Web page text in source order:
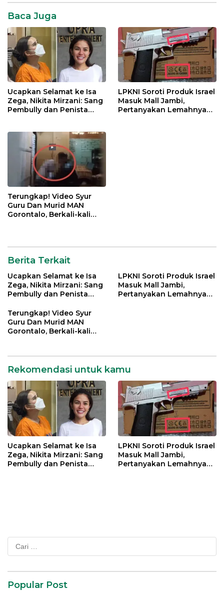
Baca Juga
Ucapkan Selamat ke Isa
Zega, Nikita Mirzani: Sang
Pembully dan Penista
LPKNI Soroti Produk Israel
Masuk Mall Jambi,
Pertanyakan Lemahnya
Terungkap! Video Syur
Guru Dan Murid MAN
Gorontalo, Berkali-kali
Berita Terkait
Ucapkan Selamat ke Isa
Zega, Nikita Mirzani: Sang
Pembully dan Penista
Jatim
LPKNI Soroti Produk Israel
Masuk Mall Jambi,
Pertanyakan Lemahnya
Terungkap! Video Syur
Guru Dan Murid MAN
Gorontalo, Berkali-kali
Rekomendasi untuk kamu
Ucapkan Selamat ke Isa
Zega, Nikita Mirzani: Sang
Pembully dan Penista
LPKNI Soroti Produk Israel
Masuk Mall Jambi,
Pertanyakan Lemahnya
Popular Post